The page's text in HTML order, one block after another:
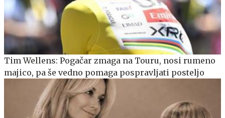
Tim Wellens: Pogačar zmaga na Touru, nosi rumeno
majico, pa še vedno pomaga pospravljati posteljo